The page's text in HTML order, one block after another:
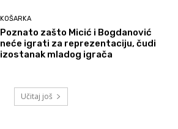
KOŠARKA
Poznato zašto Micić i Bogdanović
neće igrati za reprezentaciju, čudi
izostanak mladog igrača
Učitaj još